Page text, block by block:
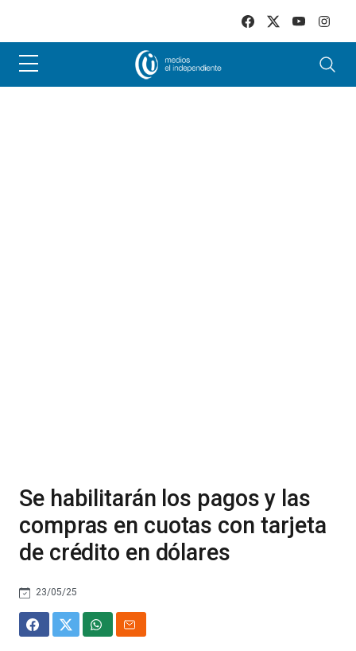
Se habilitarán los pagos y las
compras en cuotas con tarjeta
de crédito en dólares
23/05/25